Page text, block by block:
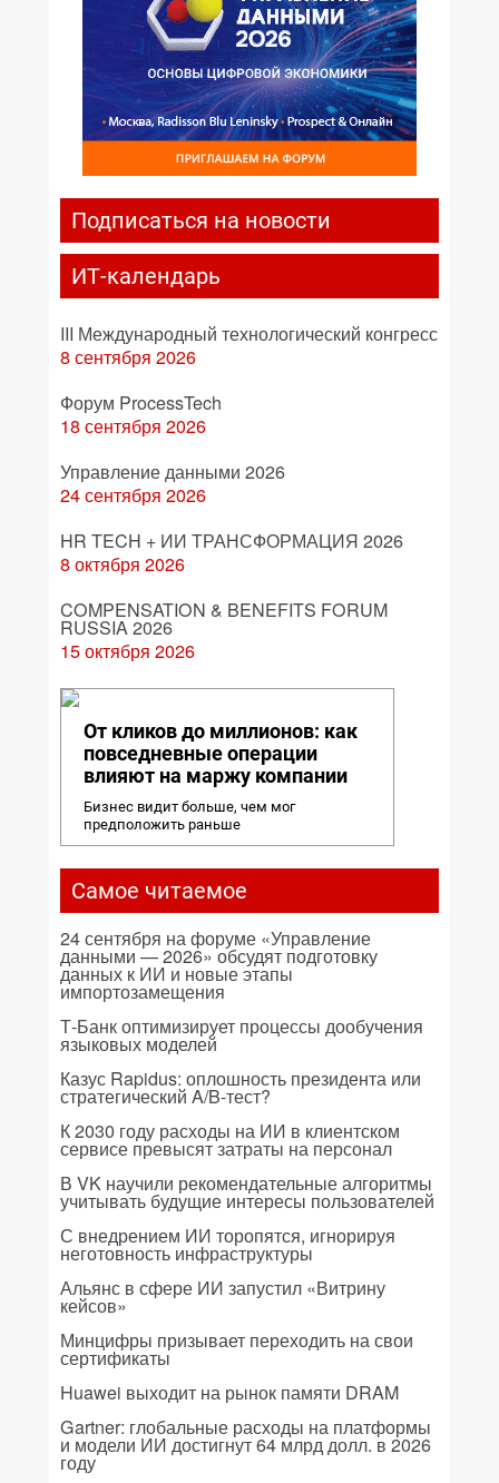
Подписаться на новости
ИТ-календарь
III Международный технологический конгресс
8 сентября 2026
Форум ProcessTech
18 сентября 2026
Управление данными 2026
24 сентября 2026
HR TECH + ИИ ТРАНСФОРМАЦИЯ 2026
8 октября 2026
COMPENSATION & BENEFITS FORUM
RUSSIA 2026
15 октября 2026
От кликов до миллионов: как
повседневные операции
влияют на маржу компании
Бизнес видит больше, чем мог
предположить раньше
Самое читаемое
24 сентября на форуме «Управление
данными — 2026» обсудят подготовку
данных к ИИ и новые этапы
импортозамещения
Т-Банк оптимизирует процессы дообучения
языковых моделей
Казус Rapidus: оплошность президента или
стратегический A/B-тест?
К 2030 году расходы на ИИ в клиентском
сервисе превысят затраты на персонал
В VK научили рекомендательные алгоритмы
учитывать будущие интересы пользователей
С внедрением ИИ торопятся, игнорируя
неготовность инфраструктуры
Альянс в сфере ИИ запустил «Витрину
кейсов»
Минцифры призывает переходить на свои
сертификаты
Huawei выходит на рынок памяти DRAM
Gartner: глобальные расходы на платформы
и модели ИИ достигнут 64 млрд долл. в 2026
году